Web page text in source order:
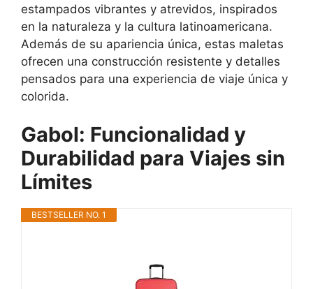
estampados vibrantes y atrevidos, inspirados
en la naturaleza y la cultura latinoamericana.
Además de su apariencia única, estas maletas
ofrecen una construcción resistente y detalles
pensados para una experiencia de viaje única y
colorida.
Gabol: Funcionalidad y
Durabilidad para Viajes sin
Límites
BESTSELLER NO. 1